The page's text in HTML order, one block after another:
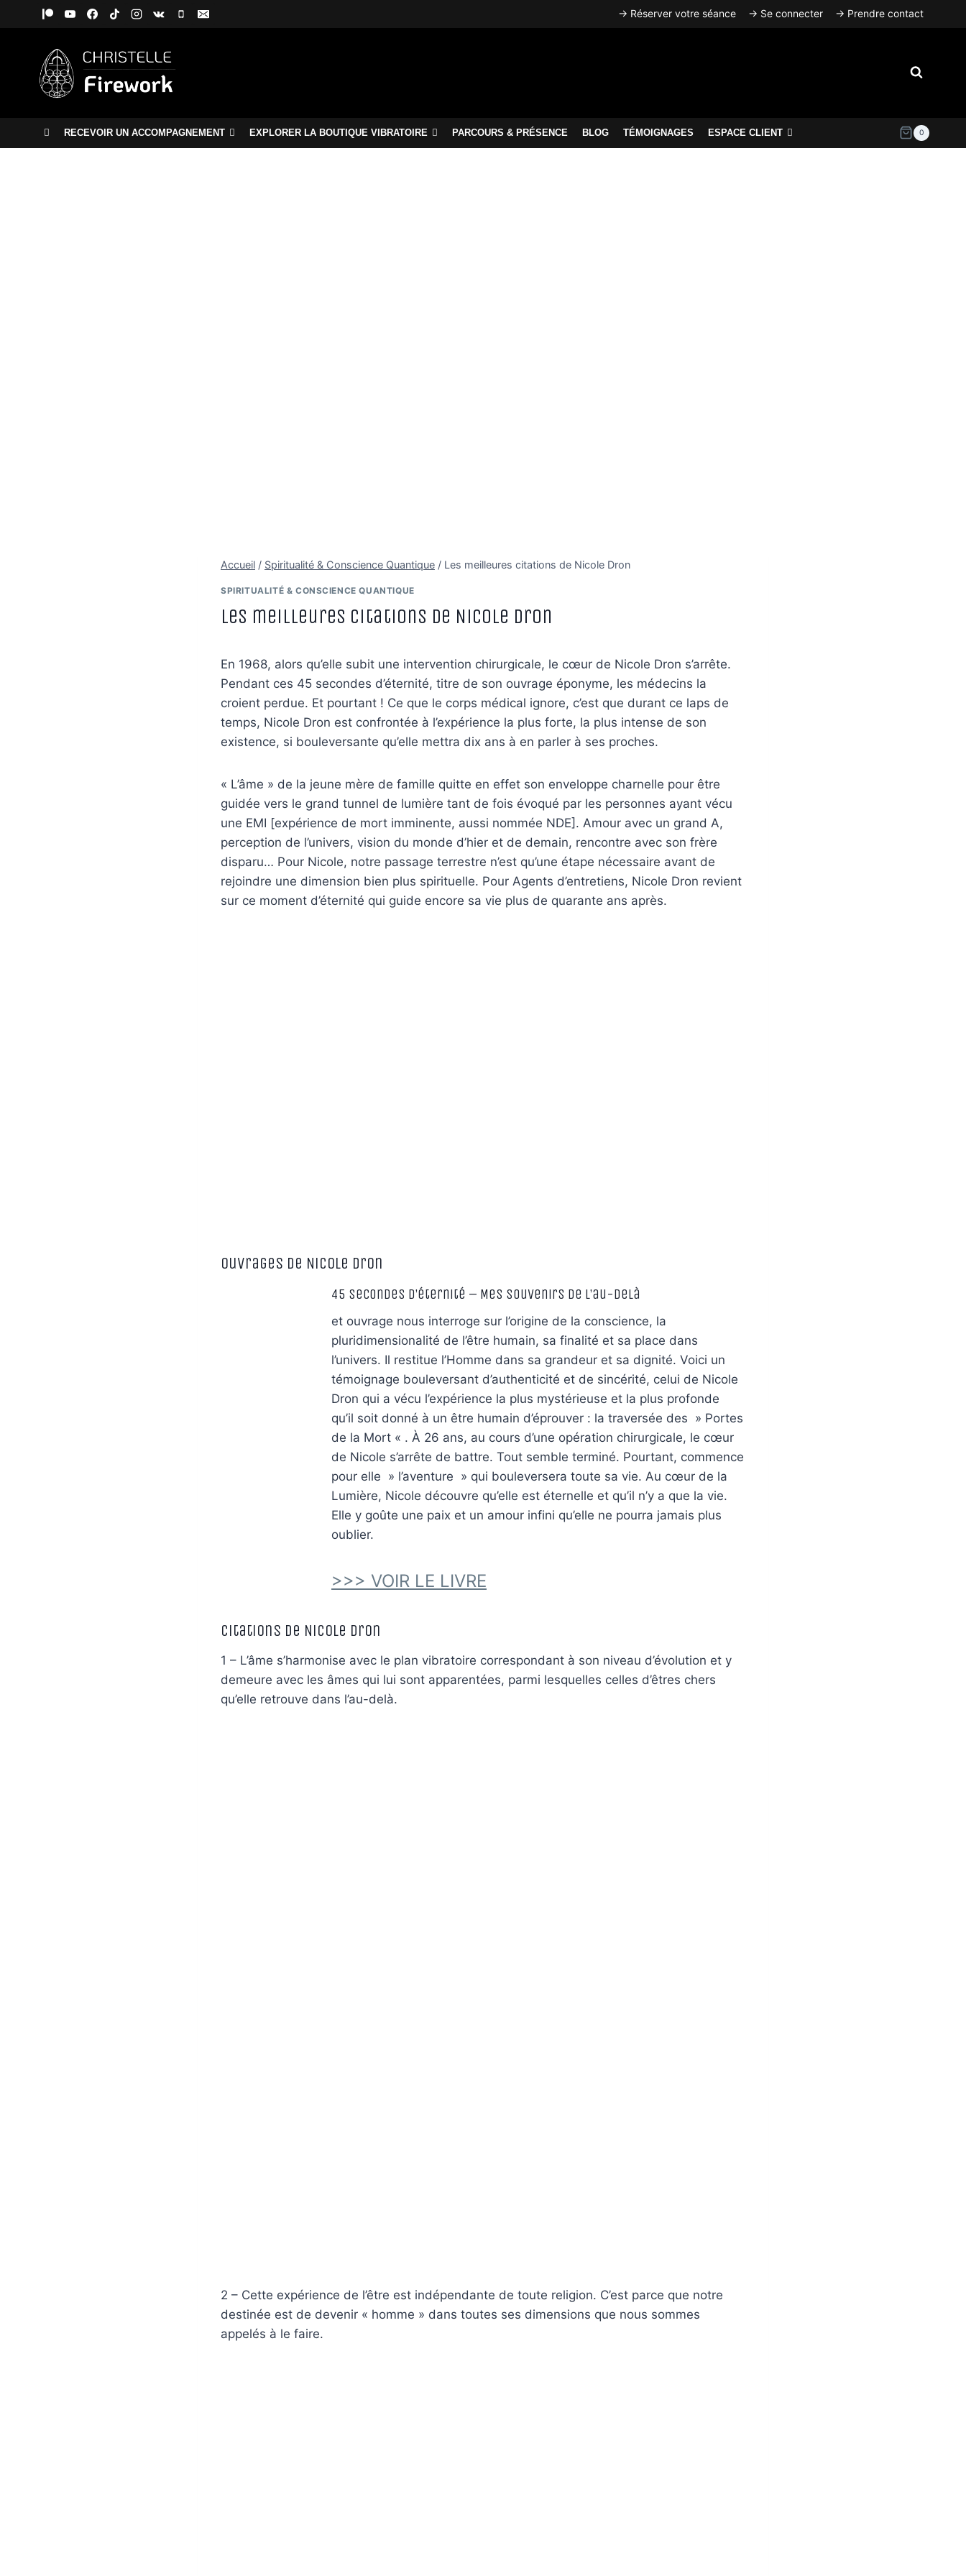
→ Réserver votre séance → Se connecter → Prendre contact
RECEVOIR UN ACCOMPAGNEMENT EXPLORER LA BOUTIQUE VIBRATOIRE PARCOURS & PRÉSENCE BLOG TÉMOIGNAGES ESPACE CLIENT 0
Accueil / Spiritualité & Conscience Quantique / Les meilleures citations de Nicole Dron
SPIRITUALITÉ & CONSCIENCE QUANTIQUE
Les meilleures citations de Nicole Dron
En 1968, alors qu’elle subit une intervention chirurgicale, le cœur de Nicole Dron s’arrête.
Pendant ces 45 secondes d’éternité, titre de son ouvrage éponyme, les médecins la
croient perdue. Et pourtant ! Ce que le corps médical ignore, c’est que durant ce laps de
temps, Nicole Dron est confrontée à l’expérience la plus forte, la plus intense de son
existence, si bouleversante qu’elle mettra dix ans à en parler à ses proches.
« L’âme » de la jeune mère de famille quitte en effet son enveloppe charnelle pour être
guidée vers le grand tunnel de lumière tant de fois évoqué par les personnes ayant vécu
une EMI [expérience de mort imminente, aussi nommée NDE]. Amour avec un grand A,
perception de l’univers, vision du monde d’hier et de demain, rencontre avec son frère
disparu… Pour Nicole, notre passage terrestre n’est qu’une étape nécessaire avant de
rejoindre une dimension bien plus spirituelle. Pour Agents d’entretiens, Nicole Dron revient
sur ce moment d’éternité qui guide encore sa vie plus de quarante ans après.
Ouvrages de Nicole Dron
45 secondes d’éternité – Mes souvenirs de l’au-delà
et ouvrage nous interroge sur l’origine de la conscience, la
pluridimensionalité de l’être humain, sa finalité et sa place dans
l’univers. Il restitue l’Homme dans sa grandeur et sa dignité. Voici un
témoignage bouleversant d’authenticité et de sincérité, celui de Nicole
Dron qui a vécu l’expérience la plus mystérieuse et la plus profonde
qu’il soit donné à un être humain d’éprouver : la traversée des » Portes
de la Mort « . À 26 ans, au cours d’une opération chirurgicale, le cœur
de Nicole s’arrête de battre. Tout semble terminé. Pourtant, commence
pour elle » l’aventure » qui bouleversera toute sa vie. Au cœur de la
Lumière, Nicole découvre qu’elle est éternelle et qu’il n’y a que la vie.
Elle y goûte une paix et un amour infini qu’elle ne pourra jamais plus
oublier.
>>> VOIR LE LIVRE
Citations de Nicole Dron
1 – L’âme s’harmonise avec le plan vibratoire correspondant à son niveau d’évolution et y
demeure avec les âmes qui lui sont apparentées, parmi lesquelles celles d’êtres chers
qu’elle retrouve dans l’au-delà.
2 – Cette expérience de l’être est indépendante de toute religion. C’est parce que notre
destinée est de devenir « homme » dans toutes ses dimensions que nous sommes
appelés à le faire.